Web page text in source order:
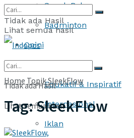
Sepak Bola
Badminton
Opini
Edukatif & Inspiratif
Internasional
Iklan
Tidak ada Hasil
Lihat semua hasil
Tidak ada Hasil
Lihat semua hasil
Home TopikSleekFlow
Tag:SleekFlow